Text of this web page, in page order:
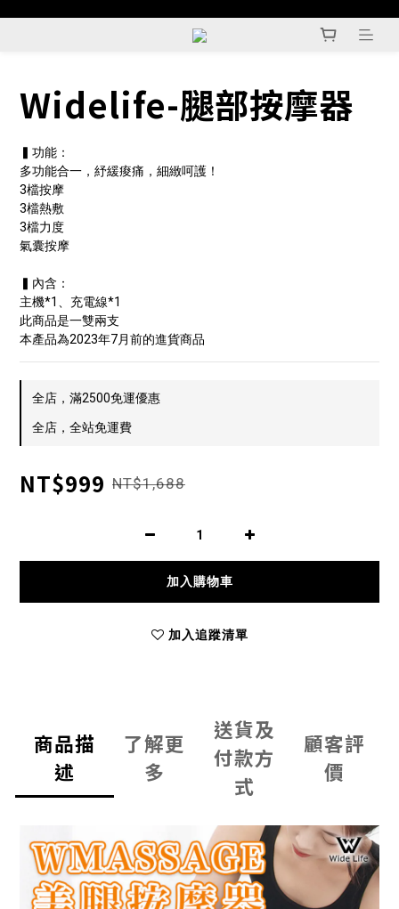
Widelife-腿部按摩器
▍功能：
多功能合一，紓緩痠痛，細緻呵護！
3檔按摩
3檔熱敷
3檔力度
氣囊按摩
▍內含：
主機*1、充電線*1
此商品是一雙兩支
本產品為2023年7月前的進貨商品
全店，滿2500免運優惠
全店，全站免運費
NT$999 NT$1,688
加入購物車
加入追蹤清單
商品描
述
了解更
多
送貨及
付款方
式
顧客評
價